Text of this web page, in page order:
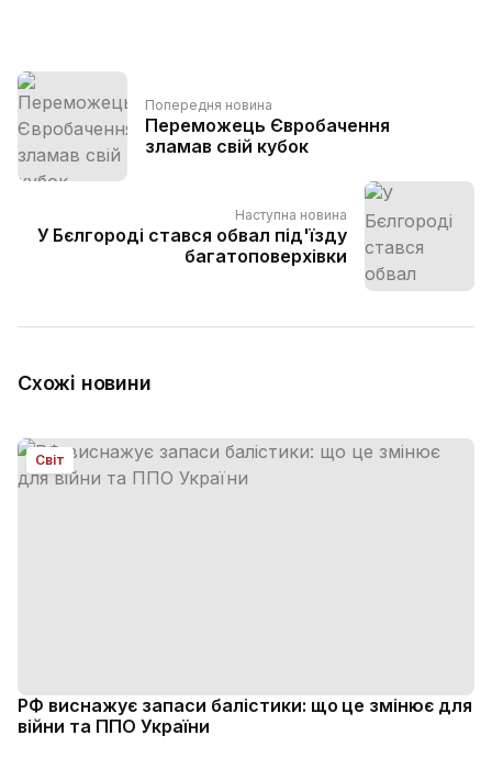
Попередня новина
Переможець Євробачення
зламав свій кубок
Наступна новина
У Бєлгороді стався обвал під'їзду
багатоповерхівки
Схожі новини
Світ
РФ виснажує запаси балістики: що це змінює для
війни та ППО України